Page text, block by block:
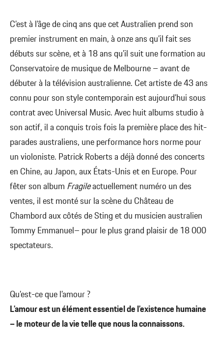
C’est à l’âge de cinq ans que cet Australien prend son
premier instrument en main, à onze ans qu’il fait ses
débuts sur scène, et à 18 ans qu’il suit une formation au
Conservatoire de musique de Melbourne – avant de
débuter à la télévision australienne. Cet artiste de 43 ans
connu pour son style contemporain est aujourd’hui sous
contrat avec Universal Music. Avec huit albums studio à
son actif, il a conquis trois fois la première place des hit-
parades australiens, une performance hors norme pour
un violoniste. Patrick Roberts a déjà donné des concerts
en Chine, au Japon, aux États-Unis et en Europe. Pour
fêter son album Fragileactuellement numéro un des
ventes, il est monté sur la scène du Château de
Chambord aux côtés de Sting et du musicien australien
Tommy Emmanuel– pour le plus grand plaisir de 18 000
spectateurs.
Qu’est-ce que l’amour ?
L’amour est un élément essentiel de l’existence humaine
– le moteur de la vie telle que nous la connaissons.